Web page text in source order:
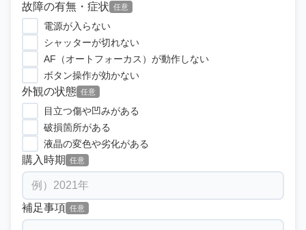
故障の有無・症状 任意
電源が入らない
シャッターが切れない
AF（オートフォーカス）が動作しない
ボタン操作が効かない
外観の状態 任意
目立つ傷や凹みがある
破損箇所がある
液晶の変色や劣化がある
購入時期 任意
補足事項 任意